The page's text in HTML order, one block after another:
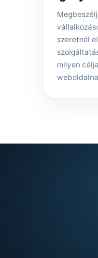
szeretnél
milyen